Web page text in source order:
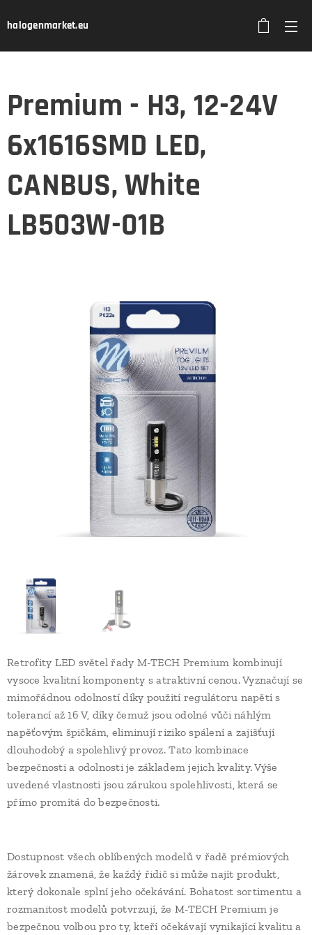
halogenmarket.eu
Premium - H3, 12-24V
6x1616SMD LED,
CANBUS, White
LB503W-01B
Retrofity LED světel řady M-TECH Premium kombinují
vysoce kvalitní komponenty s atraktivní cenou. Vyznačují se
mimořádnou odolností díky použití regulátoru napětí s
tolerancí až 16 V, díky čemuž jsou odolné vůči náhlým
napěťovým špičkám, eliminují riziko spálení a zajišťují
dlouhodobý a spolehlivý provoz. Tato kombinace
bezpečnosti a odolnosti je základem jejich kvality. Výše
uvedené vlastnosti jsou zárukou spolehlivosti, která se
přímo promítá do bezpečnosti.
Dostupnost všech oblíbených modelů v řadě prémiových
žárovek znamená, že každý řidič si může najít produkt,
který dokonale splní jeho očekávání. Bohatost sortimentu a
rozmanitost modelů potvrzují, že M-TECH Premium je
bezpečnou volbou pro ty, kteří očekávají vynikající kvalitu a